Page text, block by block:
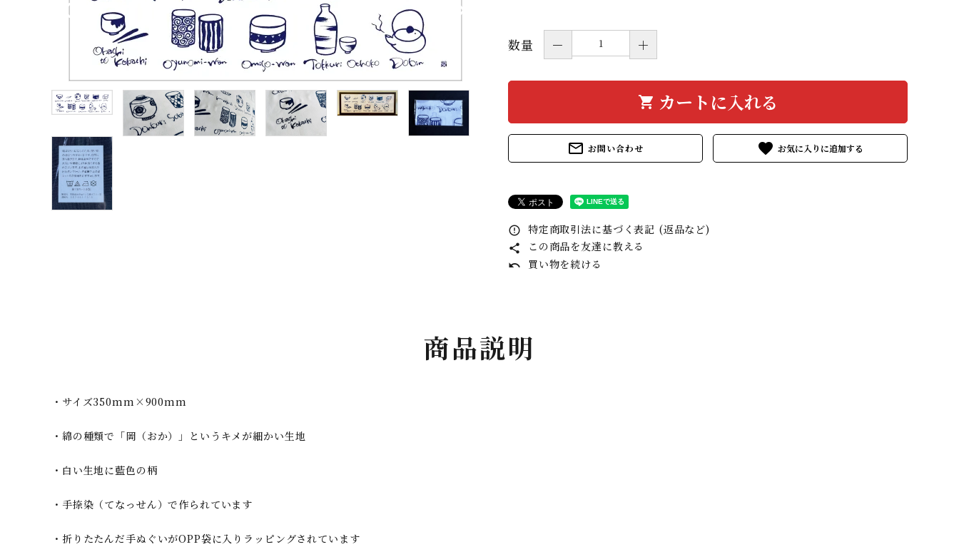
数量 － ＋
shopping_cart カートに入れる
mail_outline お問い合わせ favorite
error_outline 特定商取引法に基づく表記 (返品など)
share この商品を友達に教える
undo 買い物を続ける
商品説明
・サイズ350mm×900mm
・綿の種類で「岡（おか）」というキメが細かい生地
・白い生地に藍色の柄
・手捺染（てなっせん）で作られています
・折りたたんだ手ぬぐいがOPP袋に入りラッピングされています